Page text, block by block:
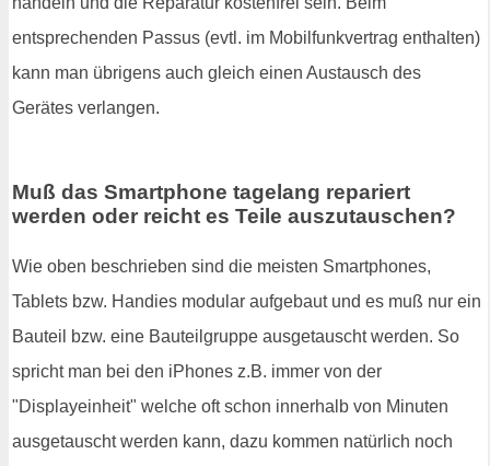
entsprechenden Passus (evtl. im Mobilfunkvertrag enthalten)
kann man übrigens auch gleich einen Austausch des
Gerätes verlangen.
Muß das Smartphone tagelang repariert
werden oder reicht es Teile auszutauschen?
Wie oben beschrieben sind die meisten Smartphones,
Tablets bzw. Handies modular aufgebaut und es muß nur ein
Bauteil bzw. eine Bauteilgruppe ausgetauscht werden. So
spricht man bei den iPhones z.B. immer von der
"Displayeinheit" welche oft schon innerhalb von Minuten
ausgetauscht werden kann, dazu kommen natürlich noch